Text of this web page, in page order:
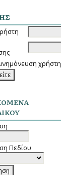
χρήστη
Πεδίου